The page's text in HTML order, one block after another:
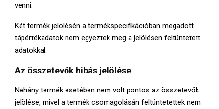
venni.
Két termék jelölésén a termékspecifikációban megadott
tápértékadatok nem egyeztek meg a jelölésen feltüntetett
adatokkal.
Az összetevők hibás jelölése
Néhány termék esetében nem volt pontos az összetevők
jelölése, mivel a termék csomagolásán feltüntetettek nem